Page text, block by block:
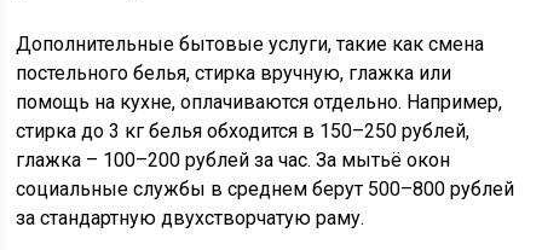
Дополнительные бытовые услуги, такие как смена
постельного белья, стирка вручную, глажка или
помощь на кухне, оплачиваются отдельно. Например,
стирка до 3 кг белья обходится в 150–250 рублей,
глажка – 100–200 рублей за час. За мытьё окон
социальные службы в среднем берут 500–800 рублей
за стандартную двухстворчатую раму.